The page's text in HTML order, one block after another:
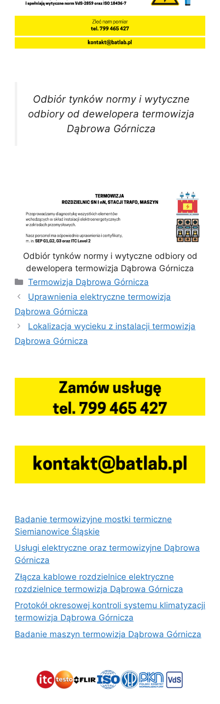
Odbiór tynków normy i wytyczne
odbiory od dewelopera termowizja
Dąbrowa Górnicza
Odbiór tynków normy i wytyczne odbiory od
dewelopera termowizja Dąbrowa Górnicza
Kategorie
Termowizja Dąbrowa Górnicza
Uprawnienia elektryczne termowizja
Dąbrowa Górnicza
Lokalizacja wycieku z instalacji termowizja
Dąbrowa Górnicza
Badanie termowizyjne mostki termiczne
Siemianowice Śląskie
Usługi elektryczne oraz termowizyjne Dąbrowa
Górnicza
Złącza kablowe rozdzielnice elektryczne
rozdzielnice termowizja Dąbrowa Górnicza
Protokół okresowej kontroli systemu klimatyzacji
termowizja Dąbrowa Górnicza
Badanie maszyn termowizja Dąbrowa Górnicza